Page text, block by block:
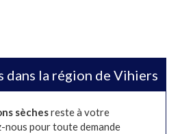
dans la région de Vihiers
sèchesreste à votre
pour toute demande